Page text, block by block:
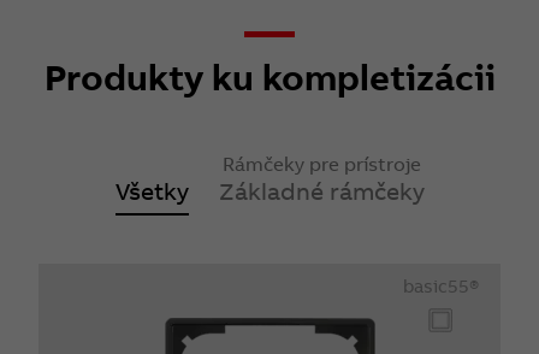
Produkty ku kompletizácii
Všetky
Rámčeky pre prístroje
Základné rámčeky
basic55®